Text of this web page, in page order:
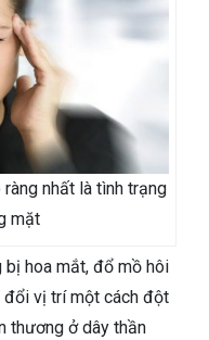
nhất là tình trạng
mặt
bị hoa mắt, đổ mồ hôi
đổi vị trí một cách đột
thương ở dây thần